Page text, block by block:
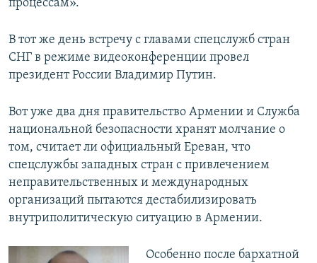
процессам».
В тот же день встречу с главами спецслужб стран
СНГ в режиме видеоконференции провел
президент России Владимир Путин.
Вот уже два дня правительство Армении и Служба
национальной безопасности хранят молчание о
том, считает ли официальный Ереван, что
спецслужбы западных стран с привлечением
неправительственных и международных
организаций пытаются дестабилизировать
внутриполитическую ситуацию в Армении.
Особенно после бархатной